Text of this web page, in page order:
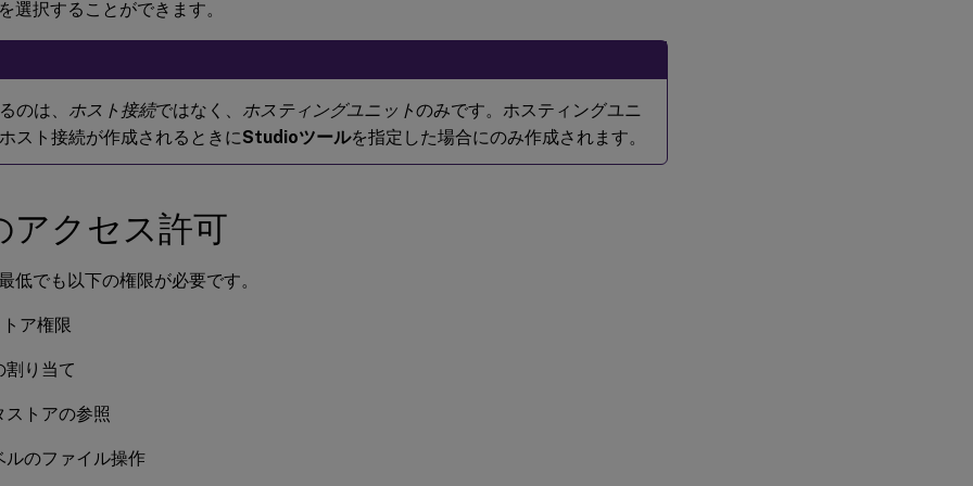
選択することができます。
のは、 ホスト接続ではなく、 ホスティングユニットのみです。ホスティングユニ
スト接続が作成されるときにStudioツールを指定した場合にのみ作成されます。
アクセス許可
低でも以下の権限が必要です。
ア権限
割り当て
ストアの参照
ルのファイル操作